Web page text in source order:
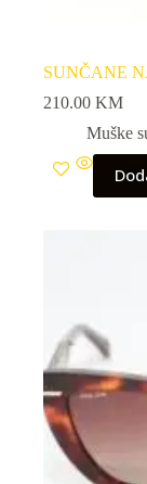
SUNČANE
210.00 KM
Muške